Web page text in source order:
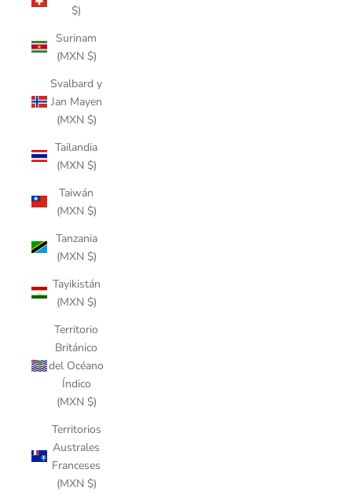
$)
Surinam
(MXN $)
Svalbard y
Jan Mayen
(MXN $)
Tailandia
(MXN $)
Taiwán
(MXN $)
Tanzania
(MXN $)
Tayikistán
(MXN $)
Territorio
Británico
del Océano
Índico
(MXN $)
Territorios
Australes
Franceses
(MXN $)